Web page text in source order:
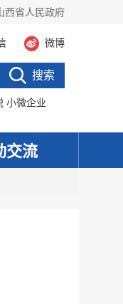
西省人民政府
微博
搜索
小微企业
交流